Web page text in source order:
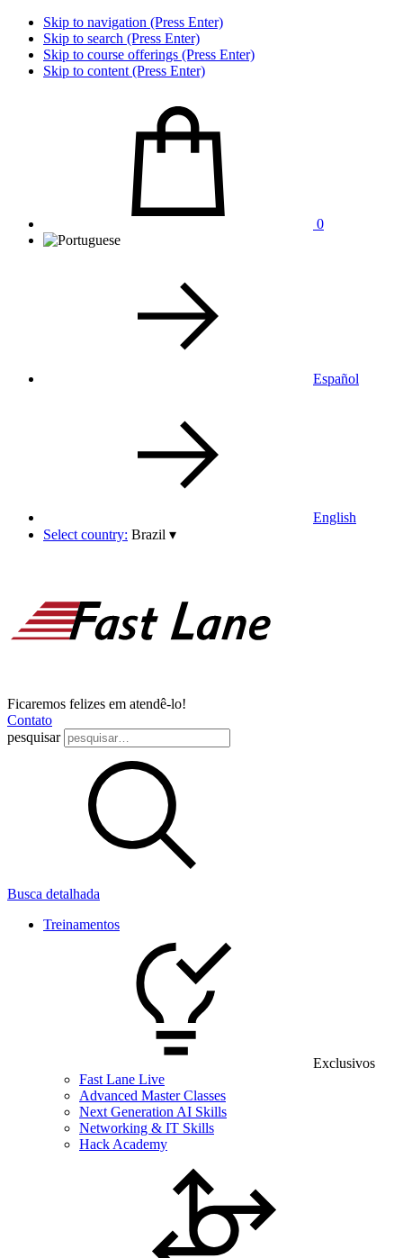
Skip to navigation (Press Enter)
Skip to search (Press Enter)
Skip to course offerings (Press Enter)
Skip to content (Press Enter)
0
Español
English
Select country: Brazil ▾
Ficaremos felizes em atendê-lo!
Contato
pesquisar
Busca detalhada
Treinamentos
Exclusivos
Fast Lane Live
Advanced Master Classes
Next Generation AI Skills
Networking & IT Skills
Hack Academy